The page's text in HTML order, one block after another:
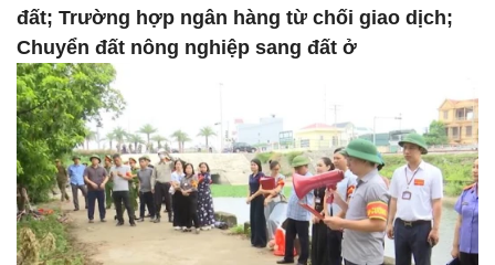
đất; Trường hợp ngân hàng từ chối giao dịch;
Chuyển đất nông nghiệp sang đất ở